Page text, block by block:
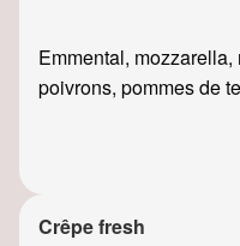
Emmental,
poivrons, pommes de
Crêpe fresh